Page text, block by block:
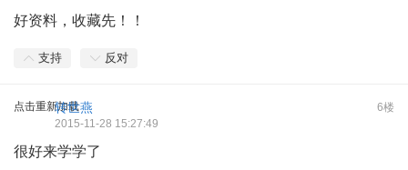
好资料，收藏先！！
支持 反对
点击重新加载 6楼
转世燕
2015-11-28 15:27:49
很好来学学了